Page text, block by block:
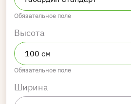
Обязательное поле
Высота
Обязательное поле
Ширина